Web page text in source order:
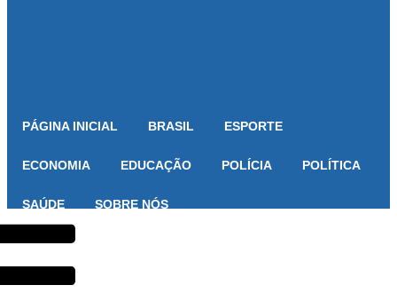
PÁGINA INICIAL BRASIL ESPORTE
ECONOMIA EDUCAÇÃO POLÍCIA POLÍTICA
SAÚDE SOBRE NÓS